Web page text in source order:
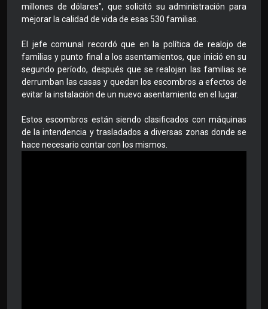
millones de dólares", que solicitó su administración para
mejorar la calidad de vida de esas 530 familias.
El jefe comunal recordó que en la política de realojo de
familias y punto final a los asentamientos, que inició en su
segundo período, después que se realojan las familias se
derrumban las casas y quedan los escombros a efectos de
evitar la instalación de un nuevo asentamiento en el lugar.
Estos escombros están siendo clasificados con máquinas
de la intendencia y trasladados a diversas zonas donde se
hace necesario contar con los mismos.